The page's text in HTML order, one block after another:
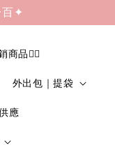
百✦
商品❤️‍🔥
外出包｜提袋
應